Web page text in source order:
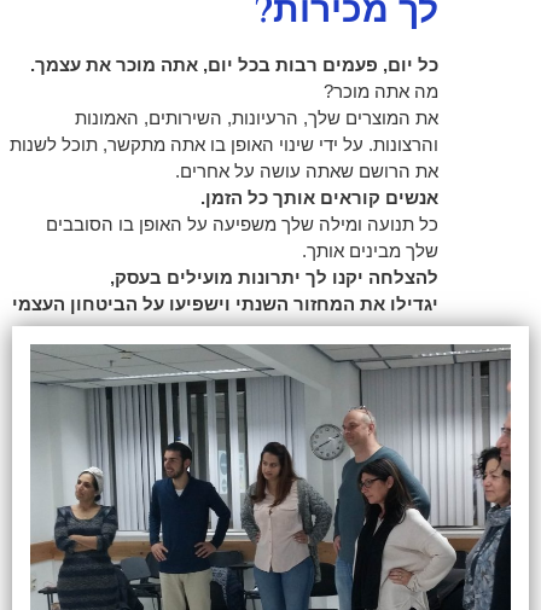
לך מכירות?
כל יום, פעמים רבות בכל יום, אתה מוכר את עצמך.
מה אתה מוכר?
את המוצרים שלך, הרעיונות, השירותים, האמונות
והרצונות. על ידי שינוי האופן בו אתה מתקשר, תוכל לשנות
את הרושם שאתה עושה על אחרים.
אנשים קוראים אותך כל הזמן.
כל תנועה ומילה שלך משפיעה על האופן בו הסובבים
שלך מבינים אותך.
להצלחה יקנו לך יתרונות מועילים בעסק,
יגדילו את המחזור השנתי וישפיעו על הביטחון העצמי
העסקי.